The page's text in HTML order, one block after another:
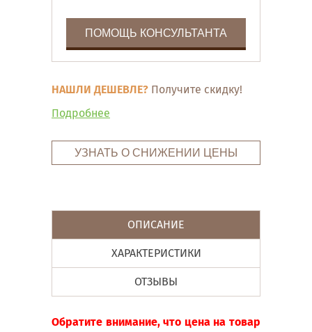
ПОМОЩЬ КОНСУЛЬТАНТА
НАШЛИ ДЕШЕВЛЕ? Получите скидку!
Подробнее
УЗНАТЬ О СНИЖЕНИИ ЦЕНЫ
ОПИСАНИЕ
ХАРАКТЕРИСТИКИ
ОТЗЫВЫ
Обратите внимание, что цена на товар